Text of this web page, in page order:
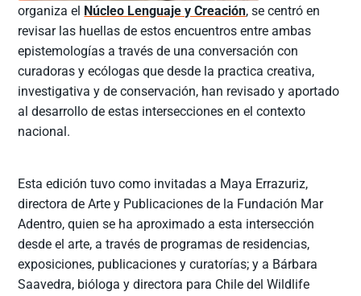
organiza el Núcleo Lenguaje y Creación, se centró en
revisar las huellas de estos encuentros entre ambas
epistemologías a través de una conversación con
curadoras y ecólogas que desde la practica creativa,
investigativa y de conservación, han revisado y aportado
al desarrollo de estas intersecciones en el contexto
nacional.
Esta edición tuvo como invitadas a Maya Errazuriz,
directora de Arte y Publicaciones de la Fundación Mar
Adentro, quien se ha aproximado a esta intersección
desde el arte, a través de programas de residencias,
exposiciones, publicaciones y curatorías; y a Bárbara
Saavedra, bióloga y directora para Chile del Wildlife